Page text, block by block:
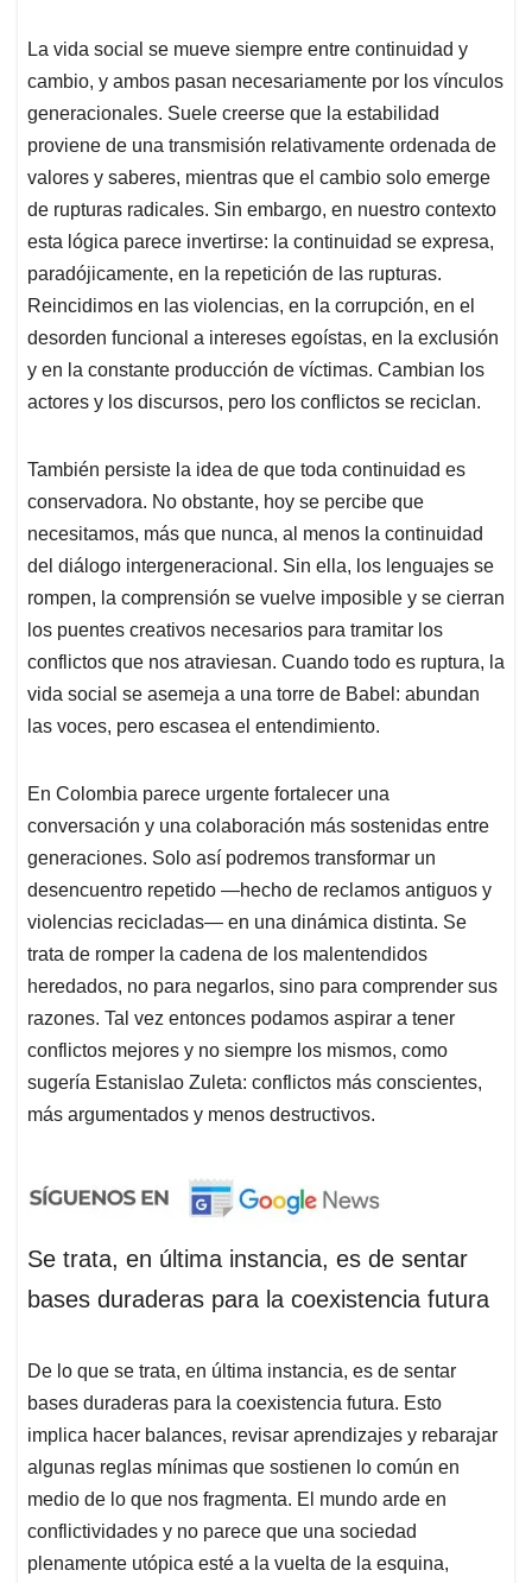
La vida social se mueve siempre entre continuidad y
cambio, y ambos pasan necesariamente por los vínculos
generacionales. Suele creerse que la estabilidad
proviene de una transmisión relativamente ordenada de
valores y saberes, mientras que el cambio solo emerge
de rupturas radicales. Sin embargo, en nuestro contexto
esta lógica parece invertirse: la continuidad se expresa,
paradójicamente, en la repetición de las rupturas.
Reincidimos en las violencias, en la corrupción, en el
desorden funcional a intereses egoístas, en la exclusión
y en la constante producción de víctimas. Cambian los
actores y los discursos, pero los conflictos se reciclan.
También persiste la idea de que toda continuidad es
conservadora. No obstante, hoy se percibe que
necesitamos, más que nunca, al menos la continuidad
del diálogo intergeneracional. Sin ella, los lenguajes se
rompen, la comprensión se vuelve imposible y se cierran
los puentes creativos necesarios para tramitar los
conflictos que nos atraviesan. Cuando todo es ruptura, la
vida social se asemeja a una torre de Babel: abundan
las voces, pero escasea el entendimiento.
En Colombia parece urgente fortalecer una
conversación y una colaboración más sostenidas entre
generaciones. Solo así podremos transformar un
desencuentro repetido —hecho de reclamos antiguos y
violencias recicladas— en una dinámica distinta. Se
trata de romper la cadena de los malentendidos
heredados, no para negarlos, sino para comprender sus
razones. Tal vez entonces podamos aspirar a tener
conflictos mejores y no siempre los mismos, como
sugería Estanislao Zuleta: conflictos más conscientes,
más argumentados y menos destructivos.
Se trata, en última instancia, es de sentar
bases duraderas para la coexistencia futura
De lo que se trata, en última instancia, es de sentar
bases duraderas para la coexistencia futura. Esto
implica hacer balances, revisar aprendizajes y rebarajar
algunas reglas mínimas que sostienen lo común en
medio de lo que nos fragmenta. El mundo arde en
conflictividades y no parece que una sociedad
plenamente utópica esté a la vuelta de la esquina,